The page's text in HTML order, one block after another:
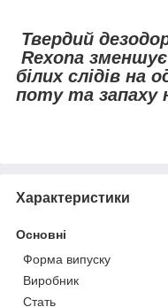
Твердий
Rexona
білих слідів на
поту та запаху
Характеристики
Основні
Форма випуску
Виробник
Стать